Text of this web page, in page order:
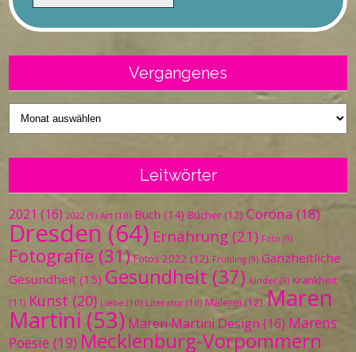
Vergangenes
Vergangenes
Leitwörter
2021 (16) 2022 (9) Art (10) Buch (14) Bücher (12) Corona (18)
Dresden (64) Ernährung (21) Foto (9)
Fotografie (31) Fotos 2022 (12) Frühling (9) Ganzheitliche
Gesundheit (15) Gesundheit (37) Kinder (9) Krankheit
(11) Kunst (20) Liebe (10) Literatur (10) Malerei (12) Maren
Martini (53) Maren Martini Design (16) Marens
Poesie (19) Mecklenburg-Vorpommern